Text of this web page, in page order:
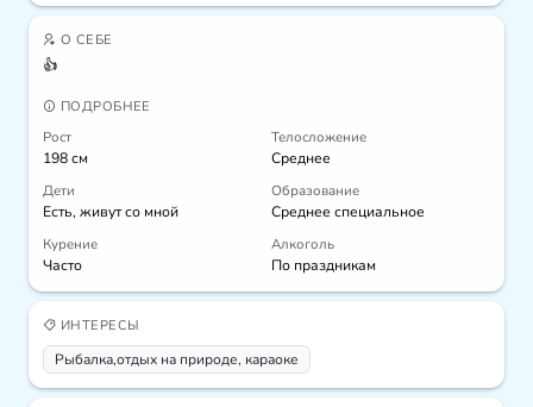
О СЕБЕ
👍
ПОДРОБНЕЕ
Рост
198 см
Телосложение
Среднее
Дети
Есть, живут со мной
Образование
Среднее специальное
Курение
Часто
Алкоголь
По праздникам
ИНТЕРЕСЫ
Рыбалка,отдых на природе, караоке